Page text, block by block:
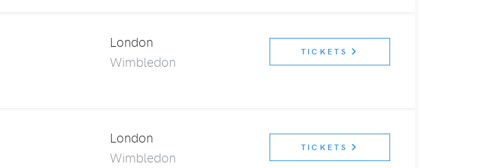
London
Wimbledon
TICKETS
London
Wimbledon
TICKETS